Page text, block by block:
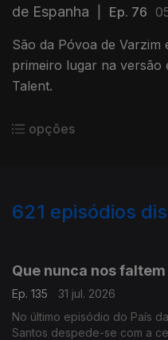
de Espanha
Ep. 76
São da Póvoa de Varzim
primeiro lugar na versão
Talent.
opções
621 episódios
Que nunca nos
Ep. 135
31 jul. 2026
No último episódio do País
Santos despede-se com a